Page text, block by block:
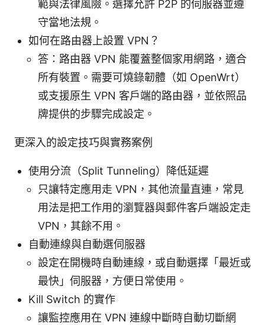
範與法律風險。選擇允許 P2P 的伺服器並遵
守當地法規。
如何在路由器上設置 VPN？
答：路由器 VPN 能覆蓋整個家用網路，適合
所有裝置。需要可燒錄韌體（如 OpenWrt）
或支援原生 VPN 客戶端的路由器，並依照品
牌提供的步驟完成設定。
更深入的設定技巧與實務案例
使用分流（Split Tunneling）降低延遲
只讓特定應用走 VPN，其他流量直連，常見
用法是把工作用的瀏覽器與郵件客戶端設定走
VPN，其餘不用。
自動連線與自動選伺服器
設定在開機時自動連線，或自動選擇「最近或
最快」伺服器，方便日常使用。
Kill Switch 的實作
讓監控應用在 VPN 連線中斷時自動切斷網